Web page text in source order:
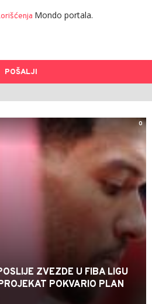
Mondo portala.
POŠALJI
0
ZVEZDE U FIBA LIGU
POKVARIO PLAN